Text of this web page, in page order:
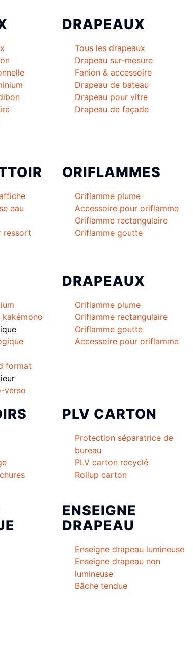
DRAPEAUX
Tous les drapeaux
Drapeau sur-mesure
Fanion & accessoire
Drapeau de bateau
Drapeau pour vitre
Drapeau de façade
eau
ressort
ORIFLAMMES
Oriflamme plume
Accessoire pour oriflamme
Oriflamme rectangulaire
Oriflamme goutte
format
verso
DRAPEAUX
Oriflamme plume
Oriflamme rectangulaire
Oriflamme goutte
Accessoire pour oriflamme
PLV CARTON
Protection séparatrice de
bureau
PLV carton recyclé
Rollup carton
ENSEIGNE
DRAPEAU
Enseigne drapeau lumineuse
Enseigne drapeau non
lumineuse
Bâche tendue